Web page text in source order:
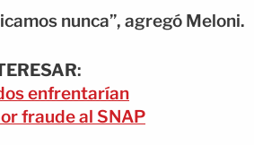
nunca”, agregó Meloni.
:
enfrentarían
fraude al SNAP